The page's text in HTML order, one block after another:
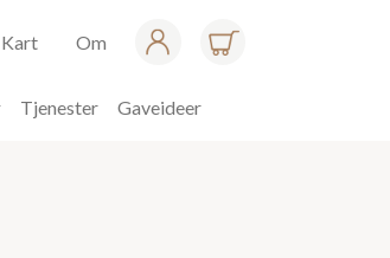
Kart Om
Tjenester Gaveideer